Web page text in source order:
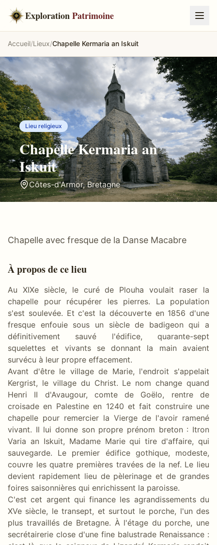
ExplorationPatrimoine
Accueil/Lieux/Chapelle Kermaria an Iskuit
Lieu religieux
Chapelle Kermaria an
Iskuit
Côtes-d'Armor,Bretagne
Chapelle avec fresque de la Danse Macabre
À propos de ce lieu
Au XIXe siècle, le curé de Plouha voulait raser la
chapelle pour récupérer les pierres. La population
s'est soulevée. Et c'est la découverte en 1856 d'une
fresque enfouie sous un siècle de badigeon qui a
définitivement sauvé l'édifice, quarante-sept
squelettes et vivants se donnant la main avaient
survécu à leur propre effacement.
Avant d'être le village de Marie, l'endroit s'appelait
Kergrist, le village du Christ. Le nom change quand
Henri II d'Avaugour, comte de Goëlo, rentre de
croisade en Palestine en 1240 et fait construire une
chapelle pour remercier la Vierge de l'avoir ramené
vivant. Il lui donne son propre prénom breton : Itron
Varia an Iskuit, Madame Marie qui tire d'affaire, qui
sauvegarde. Le premier édifice gothique, modeste,
couvre les quatre premières travées de la nef. Le lieu
devient rapidement lieu de pèlerinage et de grandes
foires saisonnières qui enrichissent la paroisse.
C'est cet argent qui finance les agrandissements du
XVe siècle, le transept, et surtout le porche, l'un des
plus travaillés de Bretagne. À l'étage du porche, une
secrétairerie close d'une fine balustrade Renaissance :